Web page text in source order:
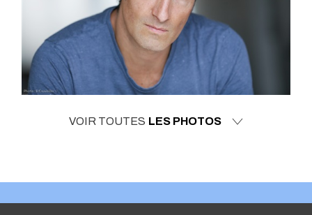
VOIR TOUTES LES PHOTOS